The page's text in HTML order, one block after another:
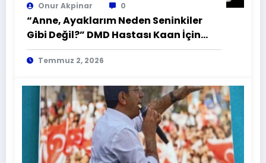
Onur Akpinar 0
“Anne, Ayaklarım Neden Seninkiler
Gibi Değil?” DMD Hastası Kaan İçin
Zamana Karşı Yarış
Temmuz 2, 2026